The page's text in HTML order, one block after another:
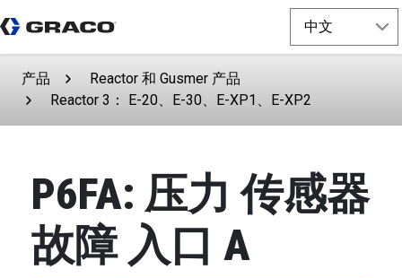
产品
Reactor 和 Gusmer 产品
Reactor 3： E-20、E-30、E-XP1、E-XP2
P6FA: 压力 传感器
故障 入口 A